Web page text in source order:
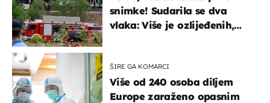
snimke! Sudarila se dva
vlaka: Više je ozlijeđenih,
ŠIRE GA KOMARCI
Više od 240 osoba diljem
Europe zaraženo opasnim